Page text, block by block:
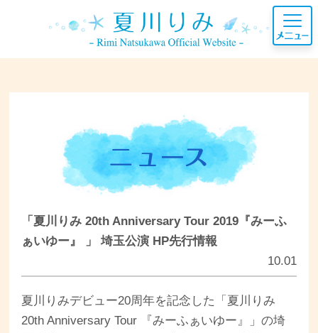
「夏川りみ 20th Anniversary Tour 2019『みーふ
ぁいゆー』 」 埼玉公演 HP先行情報
10.01
夏川りみデビュー20周年を記念した「夏川りみ
20th Anniversary Tour 『みーふぁいゆー』」の埼